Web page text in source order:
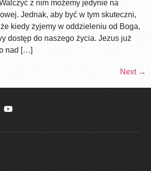
z nim możemy jedynie na
Jednak, aby być w tym skuteczni,
kiedy żyjemy w oddzieleniu od Boga,
dostęp do naszego życia. Jezus już
nad […]
Next →